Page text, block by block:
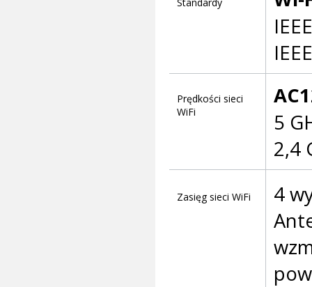
Standardy
Prędkości sieci
WiFi
5
2,4
Zasięg sieci WiFi
4